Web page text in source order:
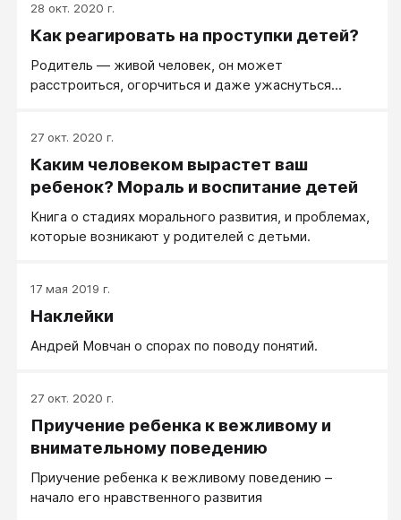
28 окт. 2020 г.
Как реагировать на проступки детей?
Родитель — живой человек, он может
расстроиться, огорчиться и даже ужаснуться...
27 окт. 2020 г.
Каким человеком вырастет ваш
ребенок? Мораль и воспитание детей
Книга о стадиях морального развития, и проблемах,
которые возникают у родителей с детьми.
17 мая 2019 г.
Наклейки
Андрей Мовчан о спорах по поводу понятий.
27 окт. 2020 г.
Приучение ребенка к вежливому и
внимательному поведению
Приучение ребенка к вежливому поведению –
начало его нравственного развития